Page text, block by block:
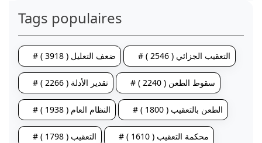
Tags populaires
# ضعف التعليل ( 3918 ) # التعقيب الجزائي ( 2546 )
# تقدير الأدلة ( 2266 ) # سقوط الطعن ( 2240 )
# النظام العام ( 1938 ) # الطعن بالتعقيب ( 1800 )
# التعقيب ( 1798 ) # محكمة التعقيب ( 1610 )